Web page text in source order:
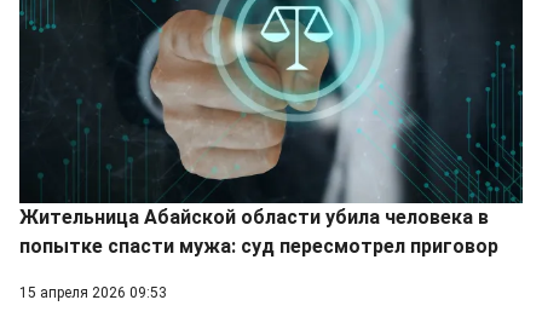
Жительница Абайской области убила человека в
попытке спасти мужа: суд пересмотрел приговор
15 апреля 2026 09:53